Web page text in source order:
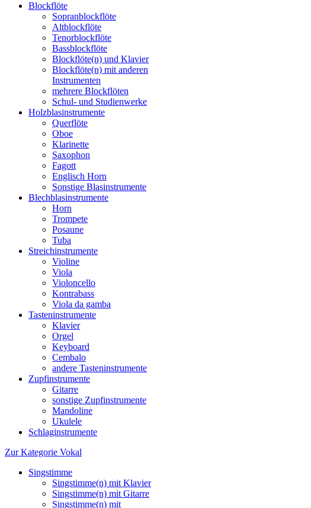
Blockflöte
Sopranblockflöte
Altblockflöte
Tenorblockflöte
Bassblockflöte
Blockflöte(n) und Klavier
Blockflöte(n) mit anderen
Instrumenten
mehrere Blockflöten
Schul- und Studienwerke
Holzblasinstrumente
Querflöte
Oboe
Klarinette
Saxophon
Fagott
Englisch Horn
Sonstige Blasinstrumente
Blechblasinstrumente
Horn
Trompete
Posaune
Tuba
Streichinstrumente
Violine
Viola
Violoncello
Kontrabass
Viola da gamba
Tasteninstrumente
Klavier
Orgel
Keyboard
Cembalo
andere Tasteninstrumente
Zupfinstrumente
Gitarre
sonstige Zupfinstrumente
Mandoline
Ukulele
Schlaginstrumente
Zur Kategorie Vokal
Singstimme
Singstimme(n) mit Klavier
Singstimme(n) mit Gitarre
Singstimme(n) mit